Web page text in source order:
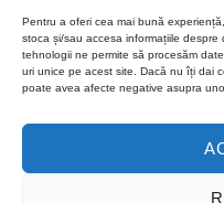
Pentru a oferi cea mai bună
stoca și/sau accesa informațiile
tehnologii ne permite să procesăm
uri unice pe acest site. Dacă nu îți dai
poate avea afecte negative asupra
© Copyright 2022.